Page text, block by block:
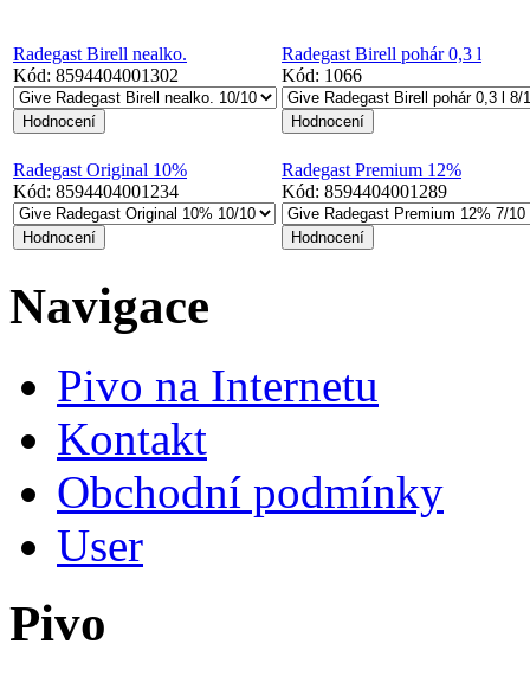
Radegast Birell nealko.
Kód: 8594404001302
Radegast Birell pohár 0,3 l
Kód: 1066
Radegast Original 10%
Kód: 8594404001234
Radegast Premium 12%
Kód: 8594404001289
Navigace
Pivo na Internetu
Kontakt
Obchodní podmínky
User
Pivo